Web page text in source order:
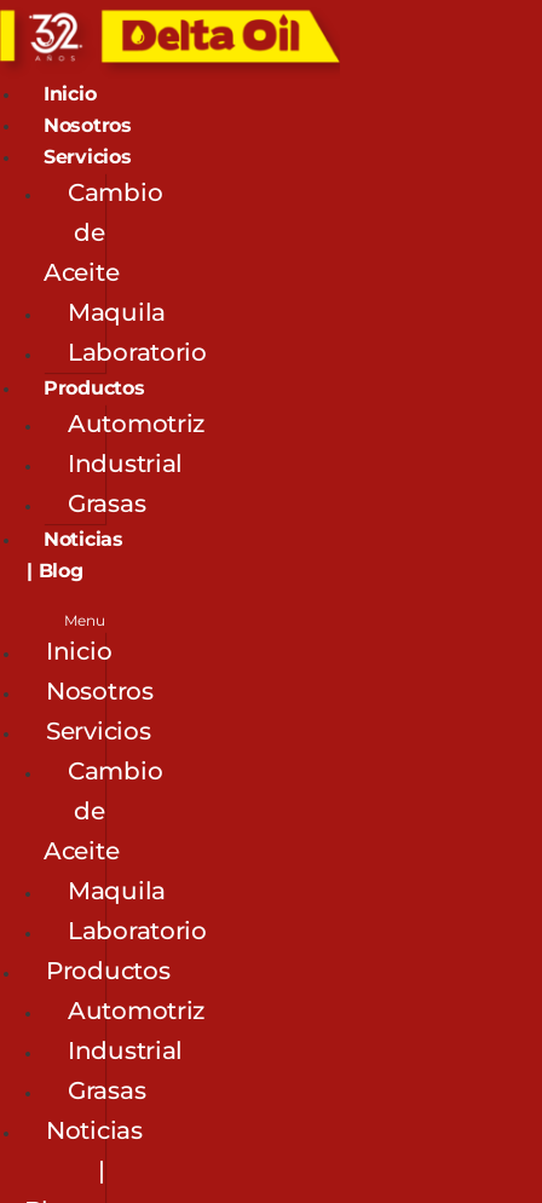
Inicio
Nosotros
Servicios
Cambio
de
Aceite
Maquila
Laboratorio
Productos
Automotriz
Industrial
Grasas
Noticias
| Blog
Menu
Inicio
Nosotros
Servicios
Cambio
de
Aceite
Maquila
Laboratorio
Productos
Automotriz
Industrial
Grasas
Noticias
|